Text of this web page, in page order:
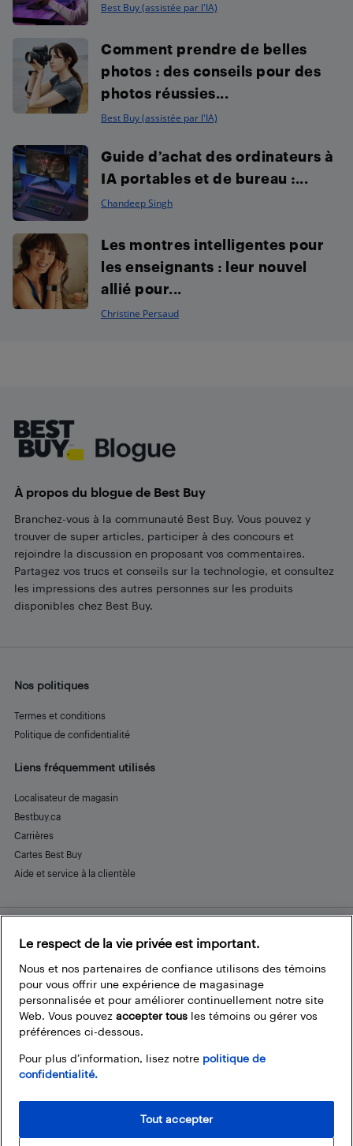
Best Buy (assistée par l'IA)
Comment prendre de belles
photos : des conseils pour des
photos réussies...
Best Buy (assistée par l'IA)
Guide d’achat des ordinateurs à
IA portables et de bureau :...
Chandeep Singh
Les montres intelligentes pour
les enseignants : leur nouvel
allié pour...
Christine Persaud
À propos du blogue de Best Buy
Branchez-vous à la communauté Best Buy. Vous pouvez y
trouver de super articles, participer à des concours et
rejoindre la discussion en proposant vos commentaires.
Partagez vos trucs et conseils sur la technologie, et consultez
les impressions des autres personnes sur les produits
disponibles chez Best Buy.
Nos politiques
Termes et conditions
Politique de confidentialité
Liens fréquemment utilisés
Localisateur de magasin
Bestbuy.ca
Carrières
Cartes Best Buy
Aide et service à la clientèle
Restez connecté
FacebookInstagram
PinterestLinkedInYouTube
Le respect de la vie privée est important.
Nous et nos partenaires de confiance utilisons des témoins
pour vous offrir une expérience de magasinage
personnalisée et pour améliorer continuellement notre site
Web. Vous pouvez accepter tous les témoins ou gérer vos
préférences ci-dessous.
Pour plus d’information, lisez notre politique de
confidentialité.
Tout accepter